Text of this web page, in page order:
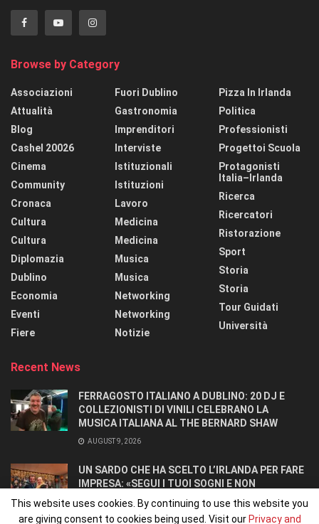
Browse by Category
Associazioni
Attualità
Blog
Cashel 20026
Cinema
Community
Cronaca
Cultura
Cultura
Diplomazia
Dublino
Economia
Eventi
Fiere
Fuori Dublino
Gastronomia
Imprenditori
Interviste
Istituzionali
Istituzioni
Lavoro
Medicina
Medicina
Musica
Musica
Networking
Networking
Notizie
Pizza In Irlanda
Politica
Professionisti
Progettoi Scuola
Protagonisti
Italia–Irlanda
Ricerca
Ricercatori
Ristorazione
Sport
Storia
Storia
Tour Guidati
Università
Recent News
FERRAGOSTO ITALIANO A DUBLINO: 20 DJ E
COLLEZIONISTI DI VINILI CELEBRANO LA
MUSICA ITALIANA AL THE BERNARD SHAW
AUGUST 9, 2026
UN SARDO CHE HA SCELTO L’IRLANDA PER FARE
IMPRESA: «SEGUI I TUOI SOGNI E NON
RINUNCIARCI». SI CONOSCONO IN UN OSTELLO.
AUGUST 8, 2026
This website uses cookies. By continuing to use this website you
are giving consent to cookies being used. Visit our Privacy and